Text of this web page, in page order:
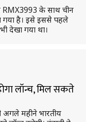
RMX3993 के साथ चीन
गया है। इसे इससे पहले
देखा गया था।
लॉन्च, मिल सकते
अगले महीने भारतीय